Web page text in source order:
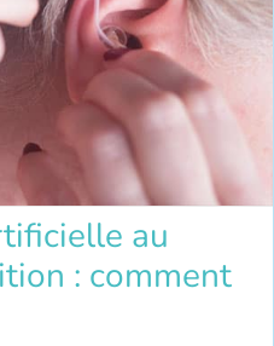
au
: comment